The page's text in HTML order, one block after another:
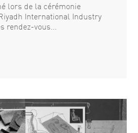
lors de la cérémonie
International Industry
rendez-vous...